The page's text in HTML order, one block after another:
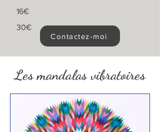
16€
30€
Contactez-moi
Les mandalas vibratoires